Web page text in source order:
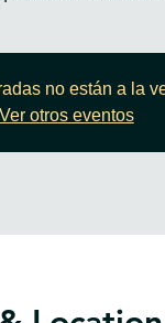
no están a la
Ver otros eventos